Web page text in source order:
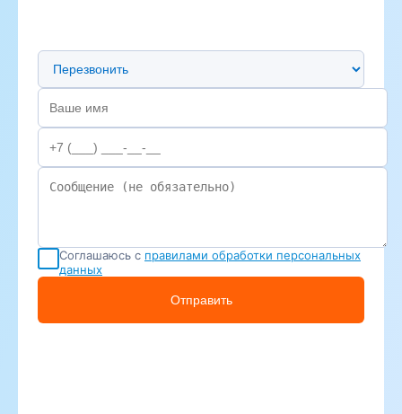
Предпочтительный способ связи
Соглашаюсь с правилами обработки персональных
данных
Отправить